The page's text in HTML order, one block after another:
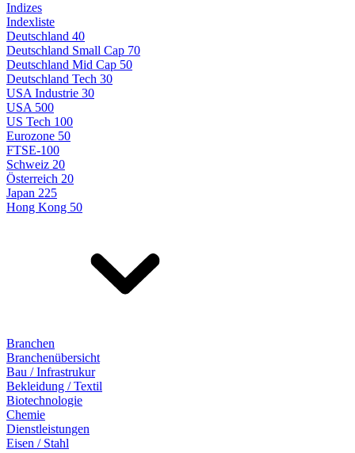
Indizes
Indexliste
Deutschland 40
Deutschland Small Cap 70
Deutschland Mid Cap 50
Deutschland Tech 30
USA Industrie 30
USA 500
US Tech 100
Eurozone 50
FTSE-100
Schweiz 20
Österreich 20
Japan 225
Hong Kong 50
Branchen
Branchenübersicht
Bau / Infrastrukur
Bekleidung / Textil
Biotechnologie
Chemie
Dienstleistungen
Eisen / Stahl